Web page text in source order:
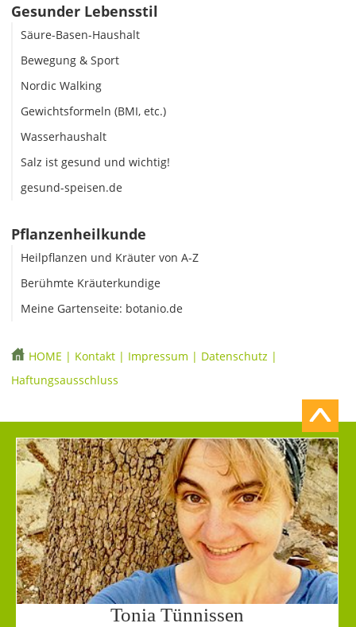
Gesunder Lebensstil
Säure-Basen-Haushalt
Bewegung & Sport
Nordic Walking
Gewichtsformeln (BMI, etc.)
Wasserhaushalt
Salz ist gesund und wichtig!
gesund-speisen.de
Pflanzenheilkunde
Heilpflanzen und Kräuter von A-Z
Berühmte Kräuterkundige
Meine Gartenseite: botanio.de
HOME | Kontakt | Impressum | Datenschutz |
Haftungsausschluss
Tonia Tünnissen